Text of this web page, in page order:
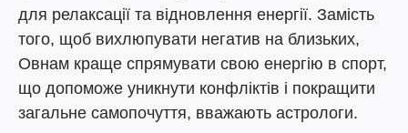
для релаксації та відновлення енергії. Замість
того, щоб вихлюпувати негатив на близьких,
Овнам краще спрямувати свою енергію в спорт,
що допоможе уникнути конфліктів і покращити
загальне самопочуття, вважають астрологи.